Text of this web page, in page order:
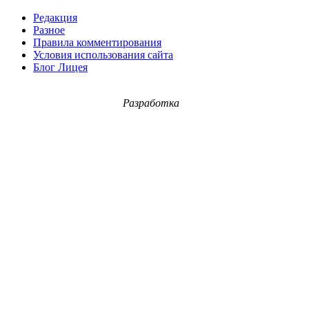
Редакция
Разное
Правила комментирования
Условия использования сайта
Блог Лицея
Разработка